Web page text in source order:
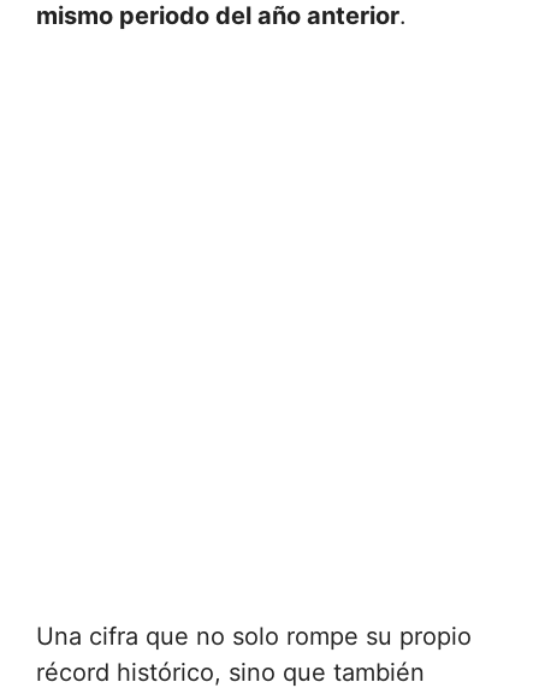
mismo periodo del año anterior.
Una cifra que no solo rompe su propio
récord histórico, sino que también